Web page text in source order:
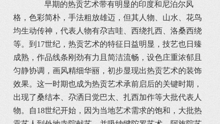
早期的热贡艺术带有明显的印度和尼泊尔风
格，色彩简朴，手法粗放雄迈，但其人物、山水、花鸟
均生动传神，代表人物有尕吉哇、西绕扎西、洛桑西绕
等。到17世纪，热贡艺术的特征日益明显，技艺也日臻
成熟，作品线条刚劲有力且简洁流畅，设色庄重浓郁且
匀静协调，画风精细华丽，初步显现出热贡艺术的装饰
效果。这一时期也成为热贡艺术承前启后的关键时期，
出现了桑结本、尕洒日觉巴太、扎西加作等大批代表人
物。自18世纪开始，因为当地艺术需求的饱和，大批热